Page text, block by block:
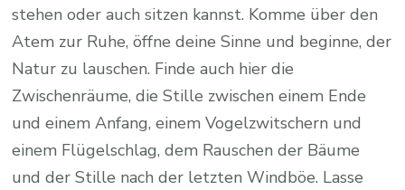
stehen oder auch sitzen kannst. Komme über den
Atem zur Ruhe, öffne deine Sinne und beginne, der
Natur zu lauschen. Finde auch hier die
Zwischenräume, die Stille zwischen einem Ende
und einem Anfang, einem Vogelzwitschern und
einem Flügelschlag, dem Rauschen der Bäume
und der Stille nach der letzten Windböe. Lasse